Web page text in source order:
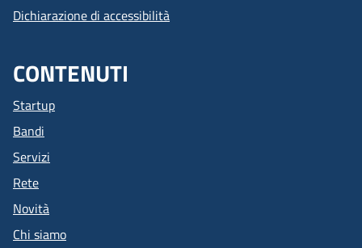
Dichiarazione di accessibilità
CONTENUTI
Startup
Bandi
Servizi
Rete
Novità
Chi siamo